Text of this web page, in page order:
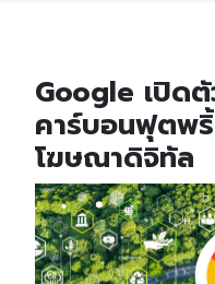
Google เปิด
คาร์บอนฟุตพ
โฆษณาดิจิทัล